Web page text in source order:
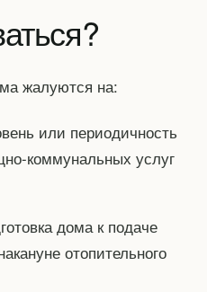
жалуются на:
или периодичность
коммунальных услуг
дома к подаче
отопительного